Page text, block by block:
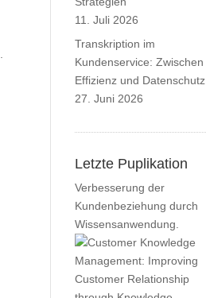
11. Juli 2026
Transkription im
Kundenservice: Zwischen
Effizienz und Datenschutz
27. Juni 2026
Letzte Puplikation
Verbesserung der
Kundenbeziehung durch
Wissensanwendung.